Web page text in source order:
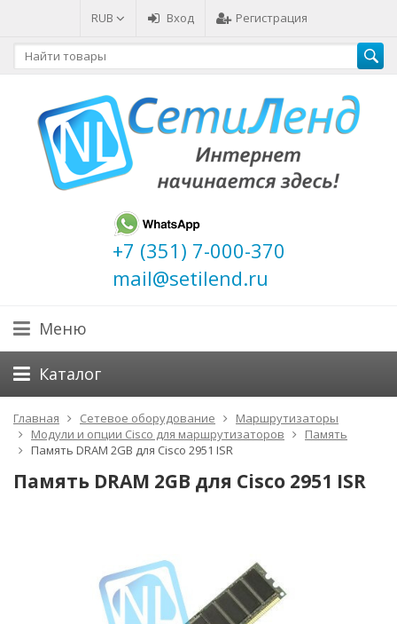
RUB Вход Регистрация
+7 (351) 7-000-370
mail@setilend.ru
Меню
Каталог
Главная Сетевое оборудование
Маршрутизаторы
Модули и опции Cisco для маршрутизаторов
Память
Память DRAM 2GB для Cisco 2951 ISR
Память DRAM 2GB для Cisco 2951 ISR